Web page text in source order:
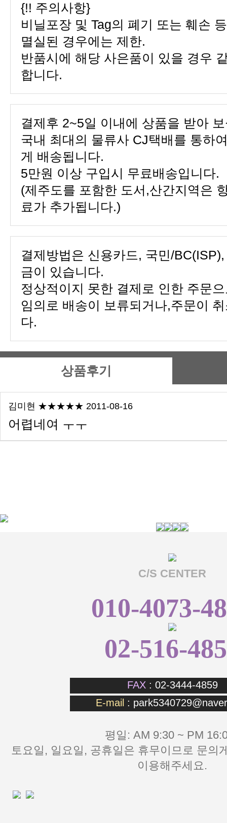
{!! 주의사항}
멸실된 경우에는 제한.
합니다.
결제후 2~5일 이내에 상품을 받아
게 배송됩니다.
5만원 이상 구입시 무료배송입니다.
료가 추가됩니다.)
금이 있습니다.
다.
상품후기
김미현 ★★★★★ 2011-08-16
어렵네여 ㅜㅜ
C/S CENTER
010-4073-
02-516-
FAX: 02-3444-4859
E-mail :
평일: AM 9:30 ~ PM
이용해주세요.